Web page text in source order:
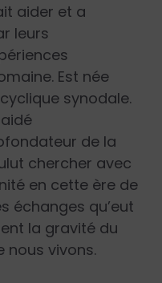
aider et a
leurs
Est née
synodale.
de la
chercher avec
en cette ère de
échanges qu’eut
la gravité du
nous vivons.